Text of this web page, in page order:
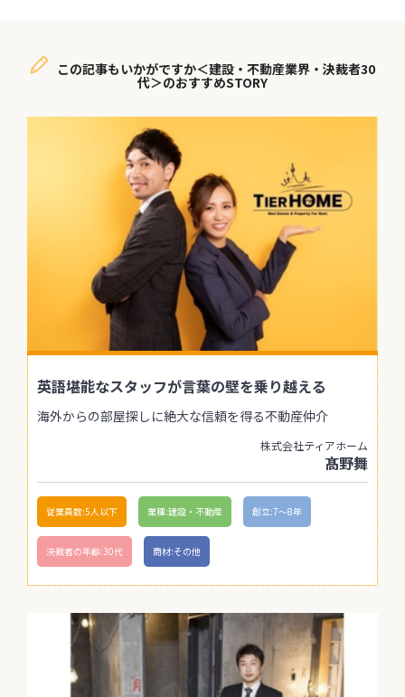
この記事もいかがですか＜建設・不動産業界・決裁者30
代＞のおすすめSTORY
英語堪能なスタッフが言葉の壁を乗り越える
海外からの部屋探しに絶大な信頼を得る不動産仲介
株式会社ティアホーム
髙野舞
従業員数:5人以下 業種:建設・不動産 創立:7〜8年
決裁者の年齢:30代 商材:その他